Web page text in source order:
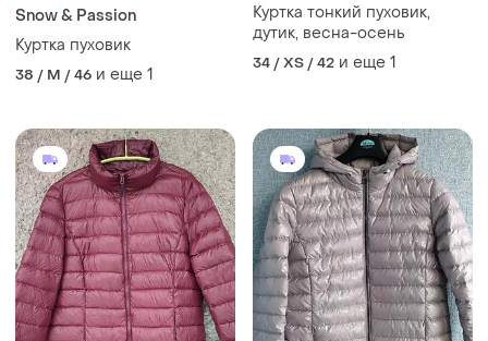
Snow & Passion
Куртка пуховик
38 / M / 46 и еще 1
Куртка тонкий пуховик,
дутик, весна-осень
34 / XS / 42 и еще 1